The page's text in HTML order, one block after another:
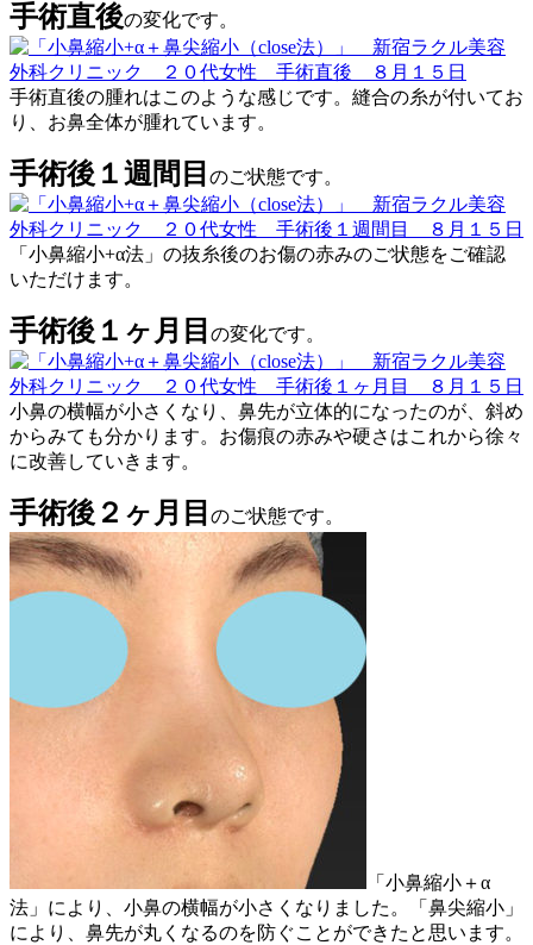
手術直後の変化です。
手術直後の腫れはこのような感じです。縫合の糸が付いてお
り、お鼻全体が腫れています。
手術後１週間目 のご状態です。
「小鼻縮小+α法」の抜糸後のお傷の赤みのご状態をご確認
いただけます。
手術後１ヶ月目 の変化です。
小鼻の横幅が小さくなり、鼻先が立体的になったのが、斜め
からみても分かります。お傷痕の赤みや硬さはこれから徐々
に改善していきます。
手術後２ヶ月目 のご状態です。
「小鼻縮小＋α
法」により、小鼻の横幅が小さくなりました。「鼻尖縮小」
により、鼻先が丸くなるのを防ぐことができたと思います。